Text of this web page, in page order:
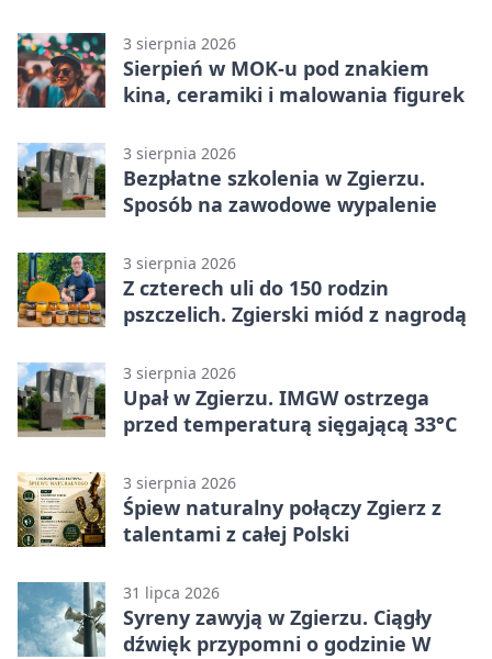
3 sierpnia 2026
Sierpień w MOK-u pod znakiem
kina, ceramiki i malowania figurek
3 sierpnia 2026
Bezpłatne szkolenia w Zgierzu.
Sposób na zawodowe wypalenie
3 sierpnia 2026
Z czterech uli do 150 rodzin
pszczelich. Zgierski miód z nagrodą
3 sierpnia 2026
Upał w Zgierzu. IMGW ostrzega
przed temperaturą sięgającą 33°C
3 sierpnia 2026
Śpiew naturalny połączy Zgierz z
talentami z całej Polski
31 lipca 2026
Syreny zawyją w Zgierzu. Ciągły
dźwięk przypomni o godzinie W